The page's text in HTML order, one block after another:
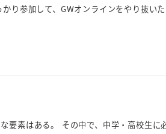
り参加して、GWオンラインをやり抜いた
要素はある。 その中で、中学・高校生に